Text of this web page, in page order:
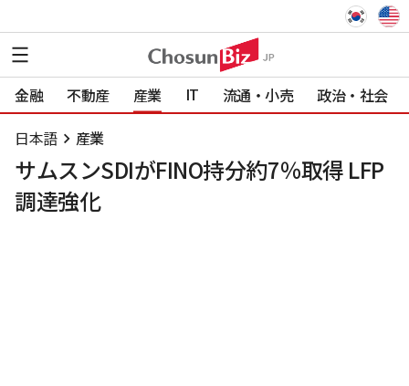
金融 不動産 産業 IT 流通・小売 政治・社会
日本語 産業
サムスンSDIがFINO持分約7％取得 LFP
調達強化